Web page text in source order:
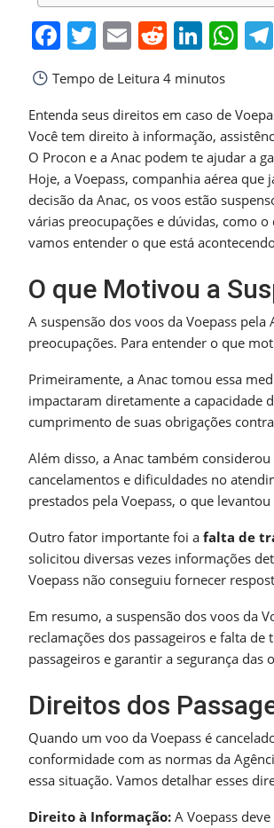
Facebook
Twitter
EmailReddit
Tempo de Leitura 4 minutos
Entenda seus direitos em caso de
Você tem direito à informação,
O Procon e a Anac podem te ajudar a
Hoje, a Voepass, companhia aérea
decisão da Anac, os voos estão
várias preocupações e dúvidas, como
vamos entender o que está
O que Motivou a
A suspensão dos voos da Voepass
preocupações. Para entender o que
Primeiramente, a Anac tomou essa
impactaram diretamente a capacidade
cumprimento de suas obrigações
Além disso, a Anac também considerou
cancelamentos e dificuldades no
prestados pela Voepass, o que
Outro fator importante foi a falta de
solicitou diversas vezes informações
Voepass não conseguiu fornecer
Em resumo, a suspensão dos voos da
reclamações dos passageiros e falta
passageiros e garantir a segurança das
Direitos dos
Quando um voo da Voepass é
conformidade com as normas da
essa situação. Vamos detalhar esses
Direito à Informação: A Voepass